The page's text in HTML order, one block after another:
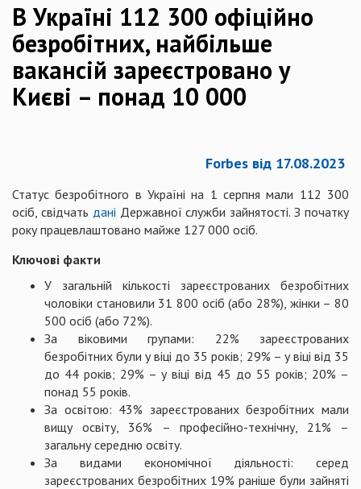
В Україні 112 300 офіційно
безробітних, найбільше
вакансій зареєстровано у
Києві – понад 10 000
Forbes від 17.08.2023
Статус безробітного в Україні на 1 серпня мали 112 300
осіб, свідчать дані Державної служби зайнятості. З початку
року працевлаштовано майже 127 000 осіб.
Ключові факти
У загальній кількості зареєстрованих безробітних
чоловіки становили 31 800 осіб (або 28%), жінки – 80
500 осіб (або 72%).
За віковими групами: 22% зареєстрованих
безробітних були у віці до 35 років; 29% – у віці від 35
до 44 років; 29% – у віці від 45 до 55 років; 20% –
понад 55 років.
За освітою: 43% зареєстрованих безробітних мали
вищу освіту, 36% – професійно-технічну, 21% –
загальну середню освіту.
За видами економічної діяльності: серед
зареєстрованих безробітних 19% раніше були зайняті